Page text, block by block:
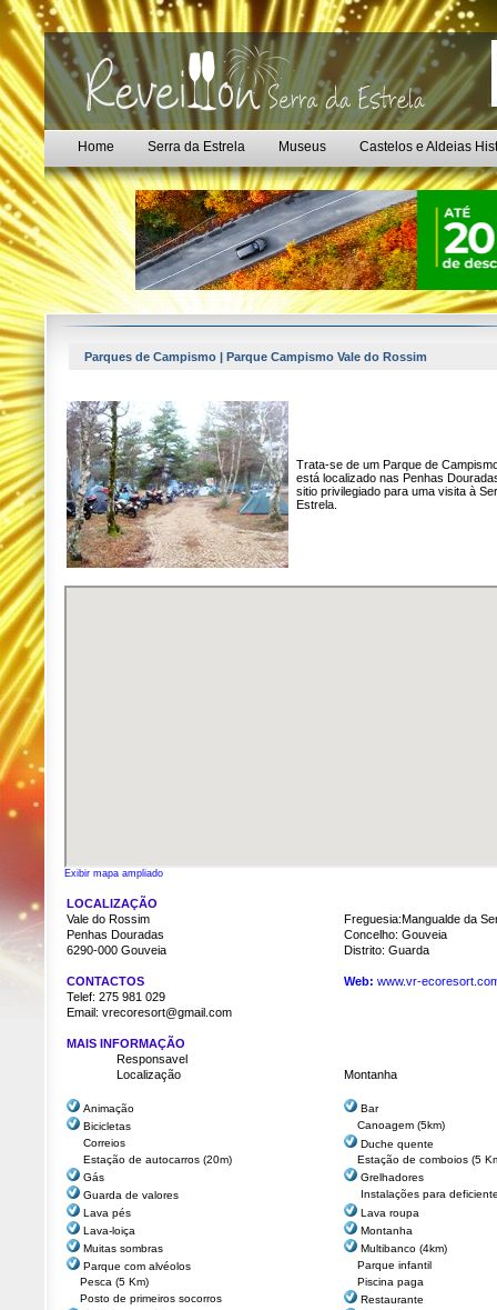
Home Serra da Estrela Museus Castelos e Aldeias
Parques de Campismo | Parque Campismo Vale do Rossim
Trata-se de um Parque de
está localizado nas Penhas
sitio privilegiado para uma visita à
Estrela.
Exibir mapa ampliado
LOCALIZAÇÃO
Vale do Rossim
Freguesia:Mangualde da
Penhas Douradas
Concelho: Gouveia
6290-000 Gouveia Distrito: Guarda
CONTACTOS Web: www.vr-
Telef: 275 981 029
Email: vrecoresort@gmail.com
MAIS INFORMAÇÃO
Responsavel
Localização
Montanha
Animação
Bar
Bicicletas
Canoagem (5km)
Correios
Duche quente
Estação de autocarros (20m)
Estação de comboios (5
Gás
Grelhadores
Guarda de valores
Instalações para
Lava pés
Lava roupa
Lava-loiça
Montanha
Muitas sombras
Multibanco (4km)
Parque com alvéolos
Parque infantil
Pesca (5 Km)
Piscina paga
Posto de primeiros socorros
Restaurante